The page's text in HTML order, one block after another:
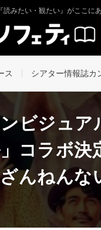
読みたい・観たい』がここに
ス シアター情報誌カ
ビジュ
コラボ決
んねんな